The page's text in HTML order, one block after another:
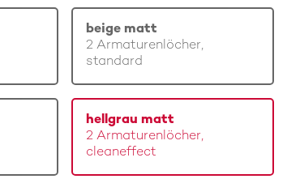
beige matt
2 Armaturenlöcher,
standard
hellgrau matt
2 Armaturenlöcher,
cleaneffect